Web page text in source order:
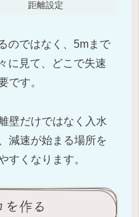
距離設定
のではなく、5mまで
に見て、どこで失速
です。
壁だけではなく入水
減速が始まる場所を
すくなります。
作る